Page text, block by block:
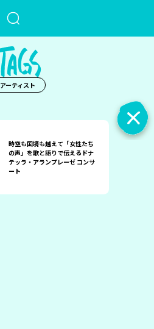
アーティスト
時空も国境も越えて「女性たち
の声」を歌と語りで伝えるドナ
テッラ・アランプレーゼ コンサ
ート